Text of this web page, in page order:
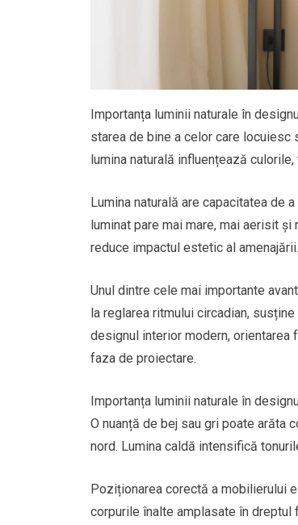
Importanța luminii naturale în
starea de bine a celor care locuiesc
lumina naturală influențează
Lumina naturală are capacitatea de
luminat pare mai mare, mai aerisit
reduce impactul estetic al amenajării.
Unul dintre cele mai importante
la reglarea ritmului circadian,
designul interior modern,
faza de proiectare.
Importanța luminii naturale în
O nuanță de bej sau gri poate arăta
nord. Lumina caldă intensifică
Poziționarea corectă a mobilierului
corpurile înalte amplasate în